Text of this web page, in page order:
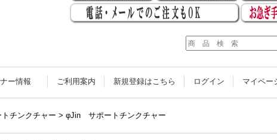
ナー情報 ご利用案内 新規登録はこちら ログイン マイペー
チンクチャー > φJin サポートチンクチャー